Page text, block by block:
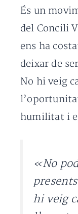
És un
del Concili
ens ha
deixar de
No hi veig
humilitat i
«No
hi veig